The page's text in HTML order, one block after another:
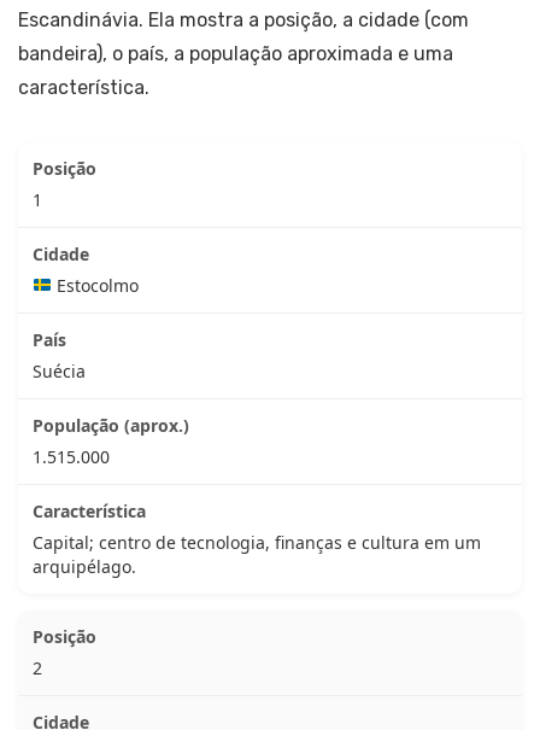
Escandinávia. Ela mostra a posição, a cidade (com
bandeira), o país, a população aproximada e uma
característica.
1
Estocolmo
Suécia
1.515.000
Capital; centro de tecnologia, finanças e cultura em um
arquipélago.
2